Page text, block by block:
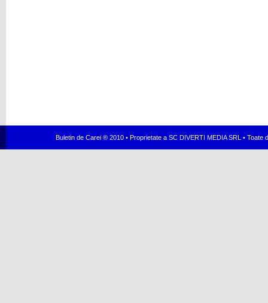
Buletin de Carei ® 2010 • Proprietate a SC DIVERTI MEDIA SRL •